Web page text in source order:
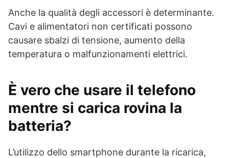
Anche la qualità degli accessori è determinante.
Cavi e alimentatori non certificati possono
causare sbalzi di tensione, aumento della
temperatura o malfunzionamenti elettrici.
È vero che usare il telefono
mentre si carica rovina la
batteria?
L’utilizzo dello smartphone durante la ricarica,